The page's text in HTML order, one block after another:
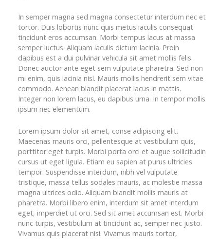
In semper magna sed magna consectetur interdum nec et
tortor. Duis lobortis nunc quis metus iaculis consequat
tincidunt eros accumsan. Morbi tempus lacus at massa
semper luctus. Aliquam iaculis dictum lacinia. Proin
dapibus est a dui pulvinar vehicula sit amet mollis felis.
Donec auctor ante eget sem vulputate pharetra. Sed non
mi enim, quis lacinia nisl. Mauris mollis hendrerit sem vitae
commodo. Aenean blandit placerat lacus in mattis.
Integer non lorem lacus, eu dapibus urna. In tempor mollis
ipsum nec elementum.
Lorem ipsum dolor sit amet, conse adipiscing elit.
Maecenas mauris orci, pellentesque at vestibulum quis,
porttitor eget turpis. Morbi porta orci et augue sollicitudin
cursus ut eget ligula. Etiam eu sapien at purus ultricies
tempor. Suspendisse interdum, nibh vel vulputate
tristique, massa tellus sodales mauris, ac molestie massa
magna ultrices odio. Aliquam blandit mollis mauris at
pharetra. Morbi libero enim, interdum sit amet interdum
eget, imperdiet ut orci. Sed sit amet accumsan est. Morbi
nunc turpis, vestibulum at tincidunt ac, semper nec justo.
Vivamus quis placerat nisi. Vivamus mauris tortor,